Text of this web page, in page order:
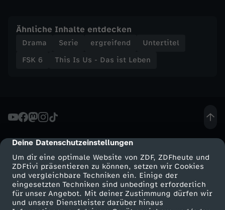
cmp-dialog-description
Deine Datenschutzeinstellungen
Um dir eine optimale Website von ZDF, ZDFheute und
ZDFtivi präsentieren zu können, setzen wir Cookies
und vergleichbare Techniken ein. Einige der
eingesetzten Techniken sind unbedingt erforderlich
für unser Angebot. Mit deiner Zustimmung dürfen wir
und unsere Dienstleister darüber hinaus
V
e
i
o
n
v
Ähnliche Inhalte entdecken
Drama Serie ergreifend
Untertitel
FSK 6
This Is Us - Das ist Leben
Mehr ZDF Service